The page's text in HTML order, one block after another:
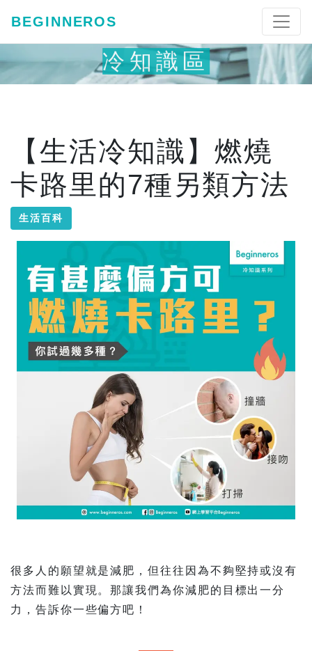
BEGINNEROS
冷知識區
【生活冷知識】燃燒
卡路里的7種另類方法
生活百科
很多人的願望就是減肥，但往往因為不夠堅持或沒有
方法而難以實現。那讓我們為你減肥的目標出一分
力，告訴你一些偏方吧！